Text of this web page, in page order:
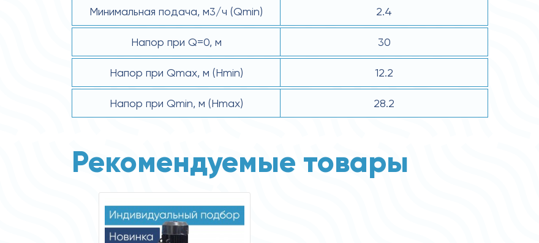
Минимальная подача, м3/ч (Qmin) 2.4
Напор при Q=0, м 30
Напор при Qmax, м (Hmin) 12.2
Напор при Qmin, м (Hmax) 28.2
Рекомендуемые товары